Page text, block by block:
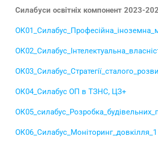
Силабуси освітніх компонент 2023-
ОК04_Силабус ОП в ТЗНС, ЦЗ+
ОК06_Силабус_Моніторинг_довкілля_1